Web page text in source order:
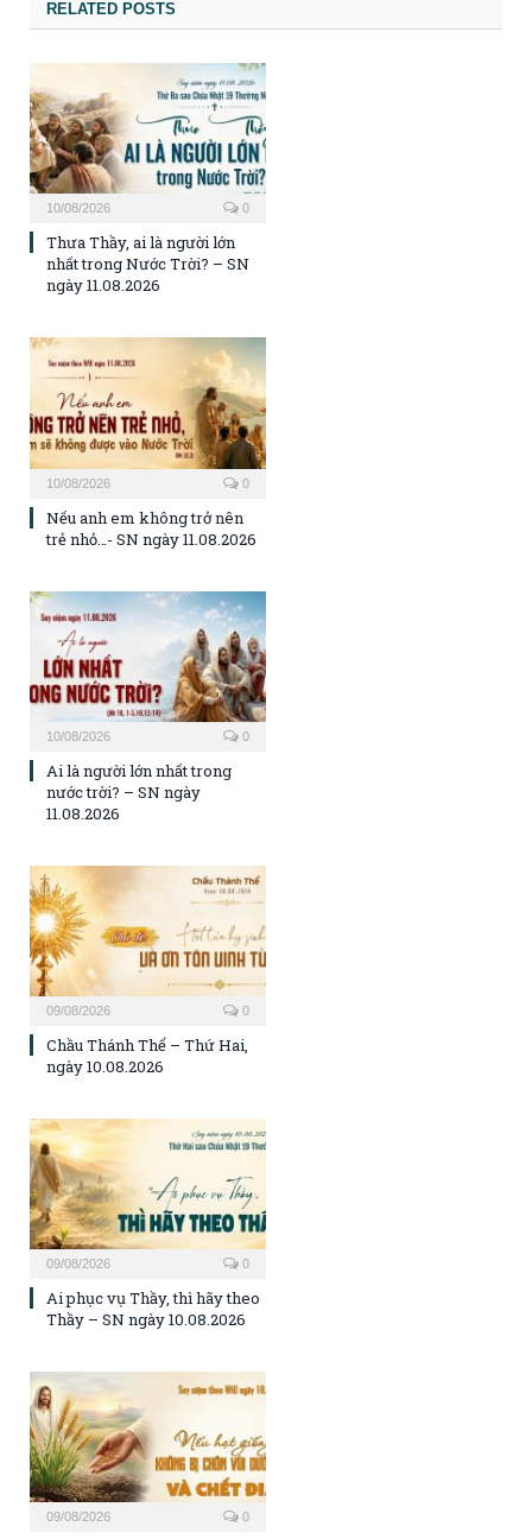
RELATED POSTS
10/08/2026 0
Thưa Thầy, ai là người lớn
nhất trong Nước Trời? – SN
ngày 11.08.2026
10/08/2026 0
Nếu anh em không trở nên
trẻ nhỏ…- SN ngày 11.08.2026
10/08/2026 0
Ai là người lớn nhất trong
nước trời? – SN ngày
11.08.2026
09/08/2026 0
Chầu Thánh Thể – Thứ Hai,
ngày 10.08.2026
09/08/2026 0
Ai phục vụ Thầy, thì hãy theo
Thầy – SN ngày 10.08.2026
09/08/2026 0